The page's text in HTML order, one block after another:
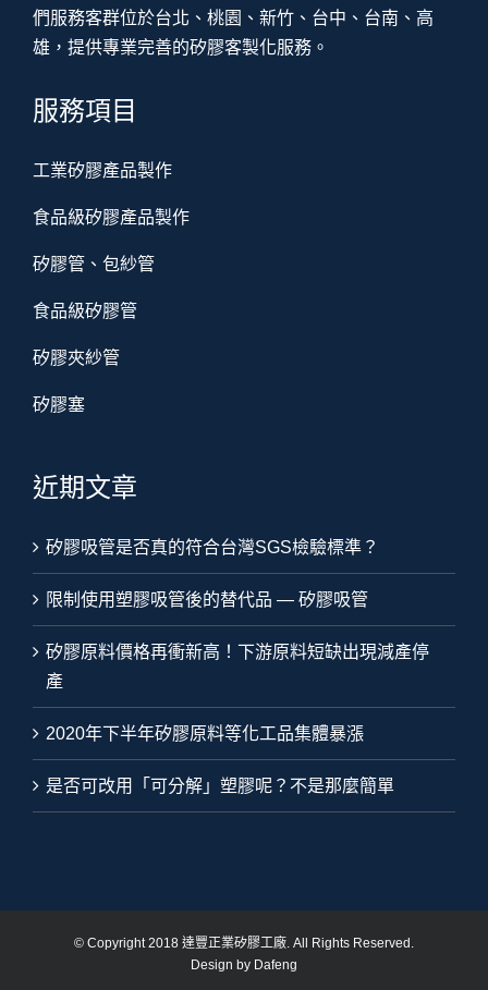
們服務客群位於台北、桃園、新竹、台中、台南、高
雄，提供專業完善的矽膠客製化服務。
服務項目
工業矽膠產品製作
食品級矽膠產品製作
矽膠管、包紗管
食品級矽膠管
矽膠夾紗管
矽膠塞
近期文章
矽膠吸管是否真的符合台灣SGS檢驗標準？
限制使用塑膠吸管後的替代品 — 矽膠吸管
矽膠原料價格再衝新高！下游原料短缺出現減產停
產
2020年下半年矽膠原料等化工品集體暴漲
是否可改用「可分解」塑膠呢？不是那麼簡單
© Copyright 2018 達豐正業矽膠工廠. All Rights Reserved.
Design by Dafeng